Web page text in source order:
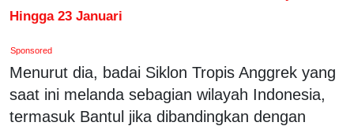
Hingga 23 Januari
Sponsored
Menurut dia, badai Siklon Tropis Anggrek yang
saat ini melanda sebagian wilayah Indonesia,
termasuk Bantul jika dibandingkan dengan